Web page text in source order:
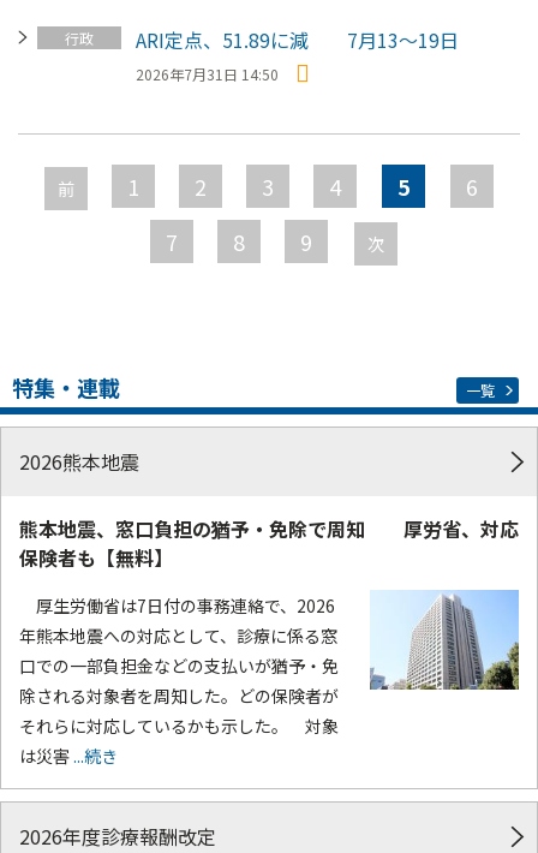
行政 ARI定点、51.89に減 7月13～19日
2026年7月31日 14:50
ペ
ー
ジ
前 1 2 3 4 5
6
7
8 9 次
特集・連載 一覧
2026熊本地震
熊本地震、窓口負担の猶予・免除で周知 厚労省、対応
保険者も【無料】
厚生労働省は7日付の事務連絡で、2026
年熊本地震への対応として、診療に係る窓
口での一部負担金などの支払いが猶予・免
除される対象者を周知した。どの保険者が
それらに対応しているかも示した。 対象
は災害...続き
2026年度診療報酬改定